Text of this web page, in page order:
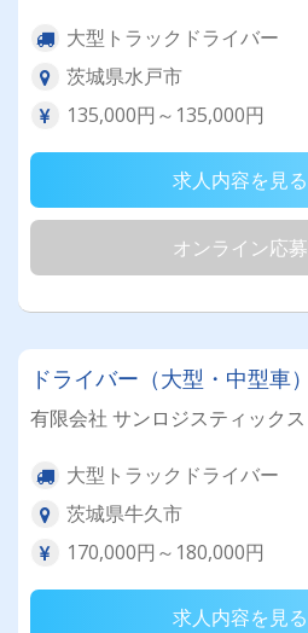
大型トラックドライバー
茨城県水戸市
135,000円～135,000円
求人内容を見る
オンライン応募
ドライバー（大型・中型車）
有限会社 サンロジスティックス
大型トラックドライバー
茨城県牛久市
170,000円～180,000円
求人内容を見る